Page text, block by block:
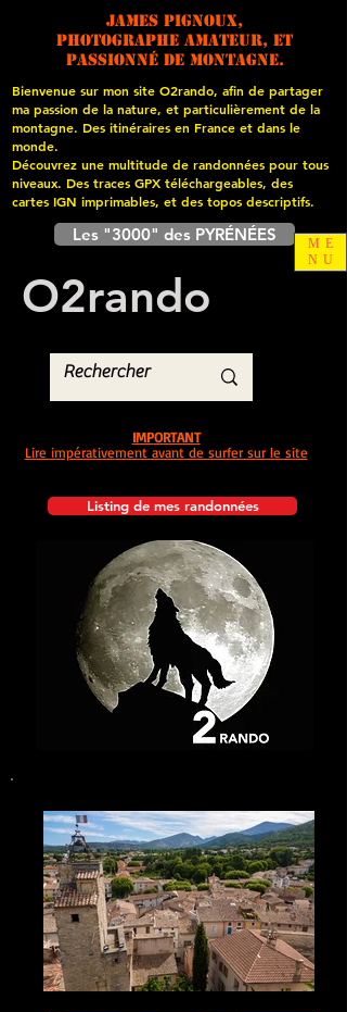
James PIGNOUX,
photographe amateur, et
passionné de montagne.
Bienvenue sur mon site O2rando, afin de partager
ma passion de la nature, et particulièrement de la
montagne. Des itinéraires en France et dans le
monde.
Découvrez une multitude de randonnées pour tous
niveaux. Des traces GPX téléchargeables, des
cartes IGN imprimables, et des topos descriptifs.
Les "3000" des PYRÉNÉES
O2rando
Listing de mes randonnées
IMPORTANT
Lire impérativement avant de surfer sur le site
ME
NU